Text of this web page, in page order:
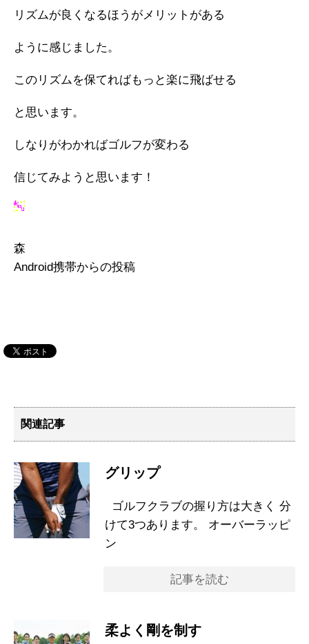
リズムが良くなるほうがメリットがある
ように感じました。
このリズムを保てればもっと楽に飛ばせる
と思います。
しなりがわかればゴルフが変わる
信じてみようと思います！
森
Android携帯からの投稿
関連記事
グリップ
ゴルフクラブの握り方は大きく 分
けて3つあります。 オーバーラッピ
ン
記事を読む
柔よく剛を制す